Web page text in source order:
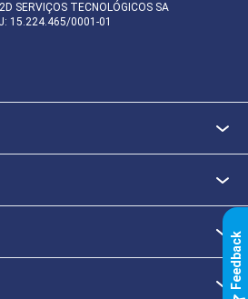
SERVIÇOS TECNOLÓGICOS SA
15.224.465/0001-01
k